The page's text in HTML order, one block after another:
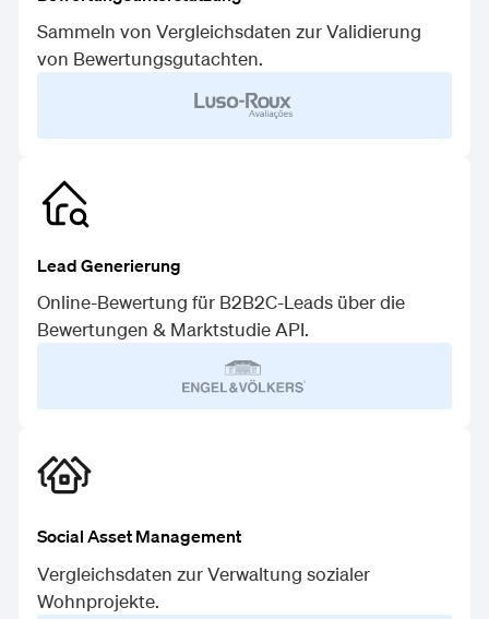
Sammeln von Vergleichsdaten zur Validierung
von Bewertungsgutachten.
Lead Generierung
Online-Bewertung für B2B2C-Leads über die
Bewertungen & Marktstudie API.
Social Asset Management
Vergleichsdaten zur Verwaltung sozialer
Wohnprojekte.